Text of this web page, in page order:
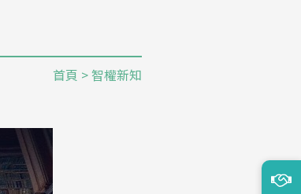
首頁 > 智權新知